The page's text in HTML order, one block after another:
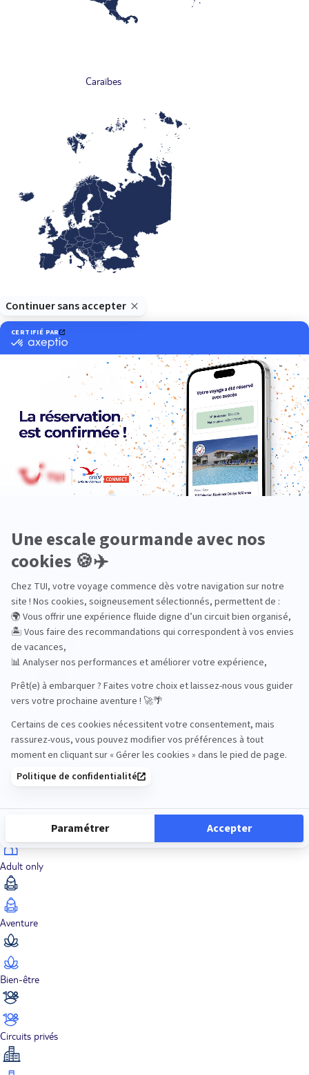
Caraïbes
Europe
Océan Indien
Nos thématiques
Actif
Adult only
Aventure
Bien-être
Circuits privés